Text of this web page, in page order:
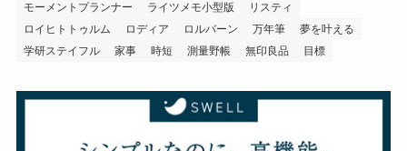
モーメントプランナー
ライツメモ小型版
リスティ
ロイヒトトゥルム
ロディア ロルバーン 万年筆
夢を叶える
学研ステイフル
家事 時短 測量野帳 無印良品 目標